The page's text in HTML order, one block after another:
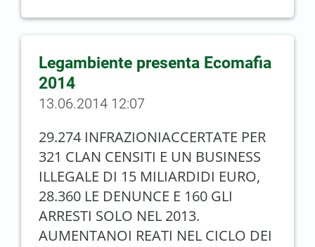
Legambiente presenta Ecomafia
2014
13.06.2014 12:07
29.274 INFRAZIONIACCERTATE PER
321 CLAN CENSITI E UN BUSINESS
ILLEGALE DI 15 MILIARDIDI EURO,
28.360 LE DENUNCE E 160 GLI
ARRESTI SOLO NEL 2013.
AUMENTANOI REATI NEL CICLO DEI